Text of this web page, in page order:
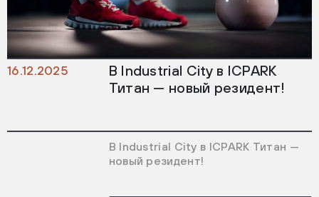
16.12.2025
В Industrial City в ICPARK
Титан — новый резидент!
В Industrial City в ICPARK Титан —
новый резидент!